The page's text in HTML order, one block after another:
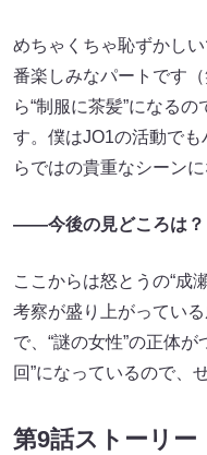
めちゃくちゃ恥ずかし
番楽しみなパートです
ら“制服に茶髪”になる
す。僕はJO1の活動で
らではの貴重なシーンに
――今後の見どころは？
ここからは怒とうの“成
考察が盛り上がってい
で、“謎の女性”の正体
回”になっているので、
第9話ストーリー